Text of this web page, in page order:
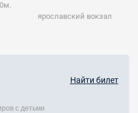
ярославский вокзал
Найти билет
с детьми